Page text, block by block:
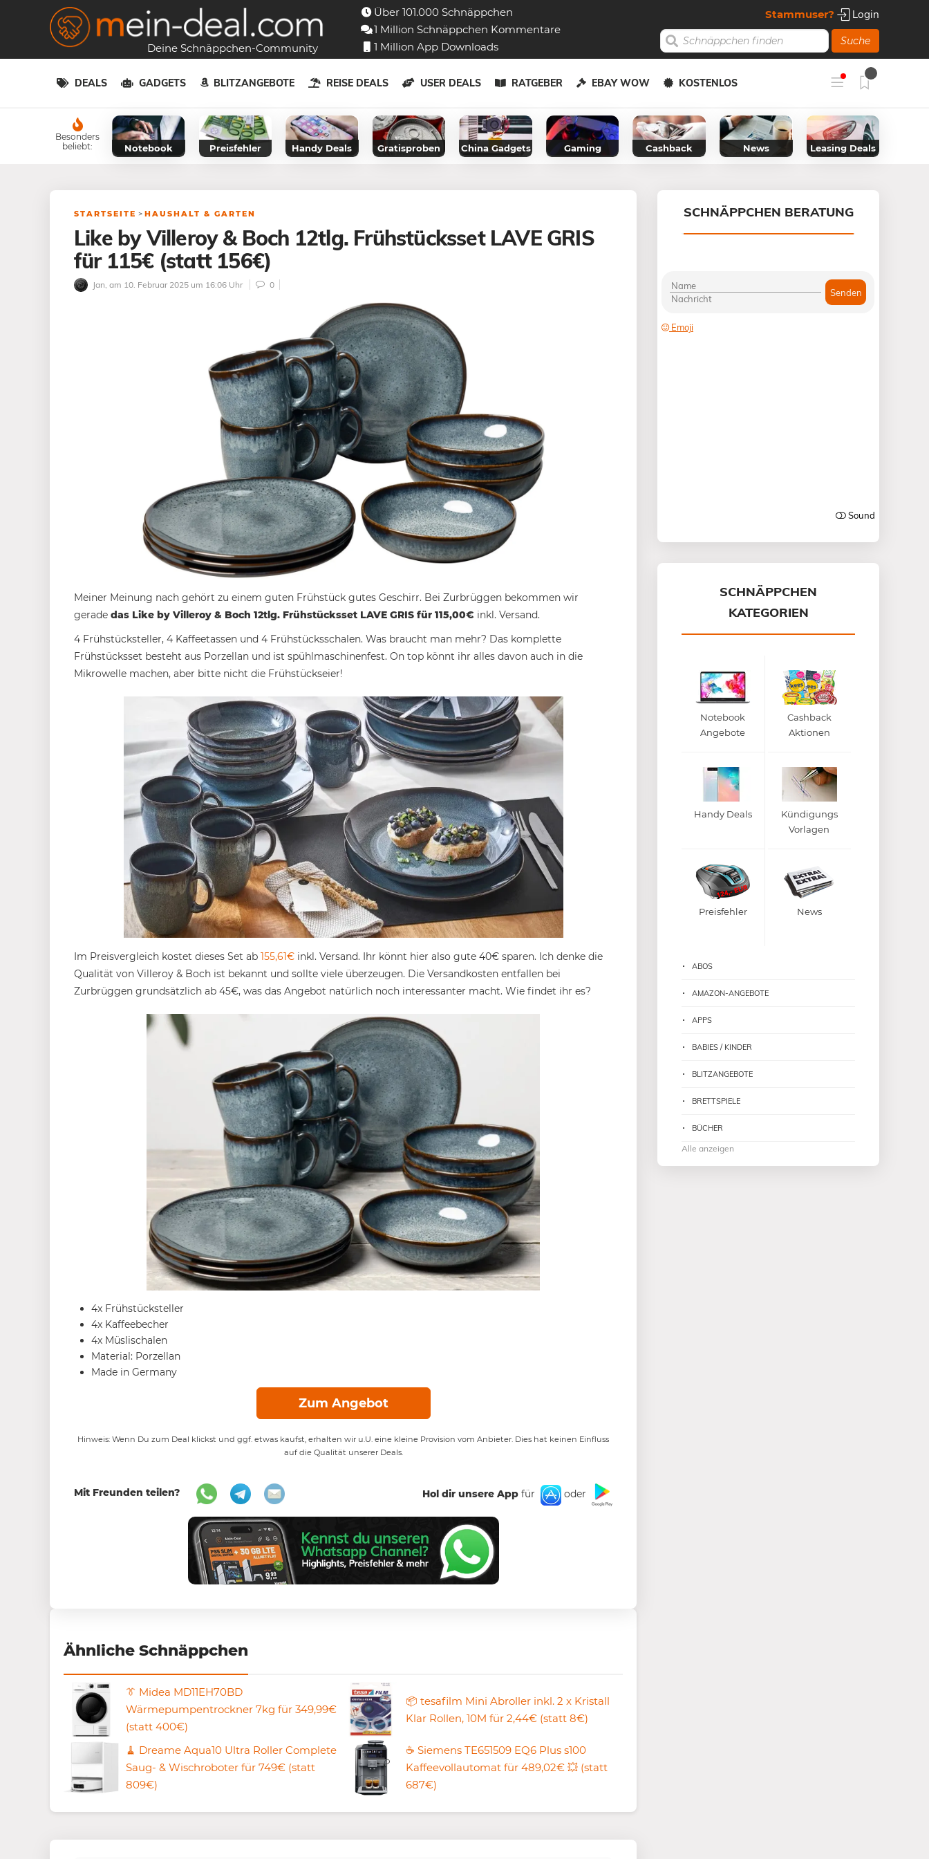
Deine Schnäppchen-Community
Über 101.000 Schnäppchen
1 Million Schnäppchen Kommentare
1 Million App Downloads
Stammuser? Login
Suche
DEALS GADGETS BLITZANGEBOTE REISE DEALS USER DEALS RATGEBER EBAY WOW KOSTENLOS
Besonders
beliebt:
Notebook Preisfehler Handy Deals Gratisproben China Gadgets Gaming Cashback News Leasing Deals
STARTSEITE > HAUSHALT & GARTEN
Like by Villeroy & Boch 12tlg. Frühstücksset LAVE GRIS
für 115€ (statt 156€)
Jan, am 10. Februar 2025 um 16:06 Uhr 0
Meiner Meinung nach gehört zu einem guten Frühstück gutes Geschirr. Bei Zurbrüggen bekommen wir
gerade das Like by Villeroy & Boch 12tlg. Frühstücksset LAVE GRIS für 115,00€ inkl. Versand.
4 Frühstücksteller, 4 Kaffeetassen und 4 Frühstücksschalen. Was braucht man mehr? Das komplette
Frühstücksset besteht aus Porzellan und ist spühlmaschinenfest. On top könnt ihr alles davon auch in die
Mikrowelle machen, aber bitte nicht die Frühstückseier!
Im Preisvergleich kostet dieses Set ab 155,61€ inkl. Versand. Ihr könnt hier also gute 40€ sparen. Ich denke die
Qualität von Villeroy & Boch ist bekannt und sollte viele überzeugen. Die Versandkosten entfallen bei
Zurbrüggen grundsätzlich ab 45€, was das Angebot natürlich noch interessanter macht. Wie findet ihr es?
4x Frühstücksteller
4x Kaffeebecher
4x Müslischalen
Material: Porzellan
Made in Germany
Zum Angebot
Hinweis: Wenn Du zum Deal klickst und ggf. etwas kaufst, erhalten wir u.U. eine kleine Provision vom Anbieter. Dies hat keinen Einfluss
auf die Qualität unserer Deals.
Mit Freunden teilen? Hol dir unsere App für oder
Ähnliche Schnäppchen
👔 Midea MD11EH70BD
Wärmepumpentrockner 7kg für 349,99€
(statt 400€)
📦 tesafilm Mini Abroller inkl. 2 x Kristall
Klar Rollen, 10M für 2,44€ (statt 8€)
🧹 Dreame Aqua10 Ultra Roller Complete
Saug- & Wischroboter für 749€ (statt
809€)
☕️ Siemens TE651509 EQ6 Plus s100
Kaffeevollautomat für 489,02€ 💥 (statt
687€)
SCHNÄPPCHEN BERATUNG
SCHNÄPPCHEN
KATEGORIEN
Notebook
Angebote
Cashback
Aktionen
Handy Deals
Kündigungs
Vorlagen
Preisfehler News
ABOS
AMAZON-ANGEBOTE
APPS
BABIES / KINDER
BLITZANGEBOTE
BRETTSPIELE
BÜCHER
Alle anzeigen